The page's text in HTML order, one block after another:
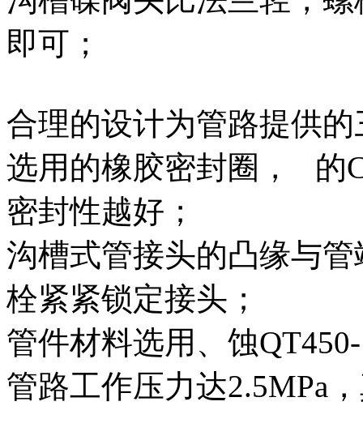
即可；
合理的设计为管路提供的
选用的橡胶密封圈， 的
密封性越好；
沟槽式管接头的凸缘与
栓紧紧锁定接头；
管件材料选用、蚀
管路工作压力达2.5MPa